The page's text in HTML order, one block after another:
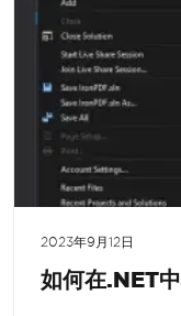
2023年9月12日
如何在.NET